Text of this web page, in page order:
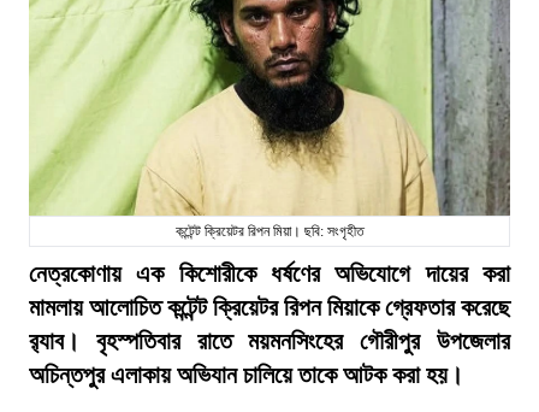
কন্টেন্ট ক্রিয়েটর রিপন মিয়া। ছবি: সংগৃহীত
নেত্রকোণায় এক কিশোরীকে ধর্ষণের অভিযোগে দায়ের করা
মামলায় আলোচিত কন্টেন্ট ক্রিয়েটর রিপন মিয়াকে গ্রেফতার করেছে
র‍্যাব। বৃহস্পতিবার রাতে ময়মনসিংহের গৌরীপুর উপজেলার
অচিন্তপুর এলাকায় অভিযান চালিয়ে তাকে আটক করা হয়।